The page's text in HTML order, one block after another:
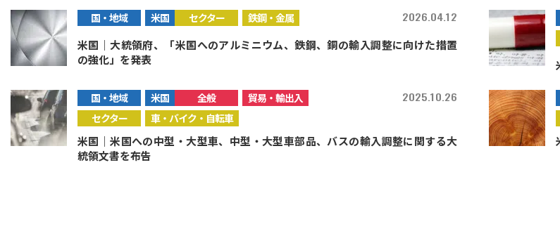
国・地域 米国 セクター 鉄鋼・金属 2026.04.12
米国｜大統領府、「米国へのアルミニウム、鉄鋼、銅の輸入調整に向けた措置
の強化」を発表
国・地域 米国 全般
貿易・輸出入
セクター
車・バイク・自転車
2025.10.26
米国｜米国への中型・大型車、中型・大型車部品、バスの輸入調整に関する大
統領文書を布告